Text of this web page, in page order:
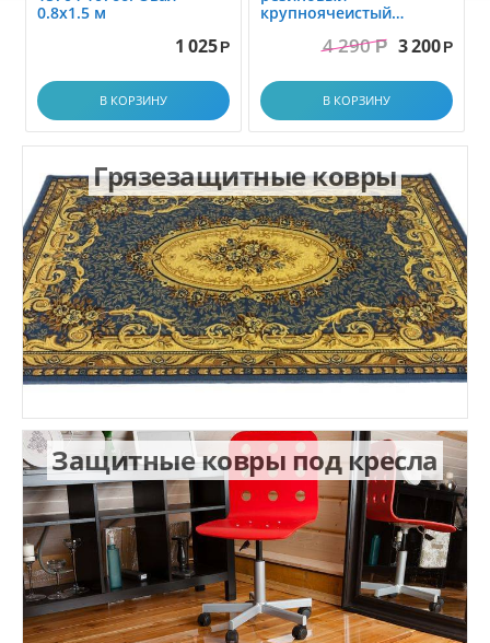
0.8x1.5 м
1 025 Р
В КОРЗИНУ
крупноячеистый
1.0x1.5 м4 290 Р 3 200 Р
В КОРЗИНУ
Грязезащитные ковры
Защитные ковры под кресла